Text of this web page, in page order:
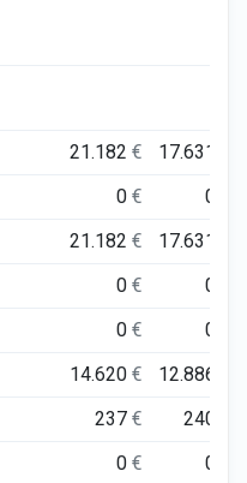
21.182€ 17.631
0€ 0
21.182€ 17.631
0€ 0
0€ 0
14.620€ 12.886
237€ 240
0€ 0